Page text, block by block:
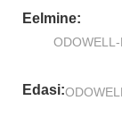
Eelmine:
Edasi: